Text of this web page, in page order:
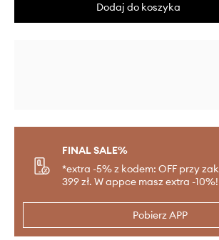
Dodaj do koszyka
FINAL SALE%
*extra -5% z kodem: OFF przy
399 zł. W appce masz extra -10%!
Pobierz APP